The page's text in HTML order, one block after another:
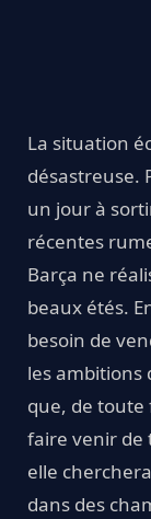
La situation
désastreuse.
un jour à
récentes
Barça ne
beaux étés.
besoin de
les ambitions
que, de toute
faire venir de
elle
dans des